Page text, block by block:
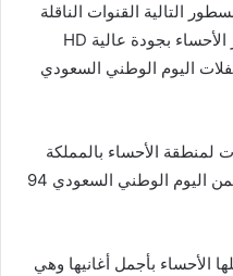
التالية القنوات الناقلة
ومشاهدة بث مباشر حفل آمال ماهر الأحساء بجودة عالية HD
اليوم الوطني السعودي
الأحساء بالمملكة
العربية السعودية استعدادا لحفلها ضمن اليوم الوطني السعودي 94
الأحساء بأجمل أغانيها وهي